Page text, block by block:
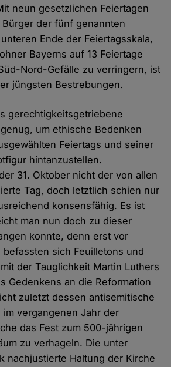
neun gesetzlichen Feiertagen
der fünf genannten
Ende der Feiertagsskala,
Bayerns auf 13 Feiertage
Nord-Gefälle zu verringern, ist
jüngsten Bestrebungen.
gerechtigkeitsgetriebene
um ethische Bedenken
Feiertags und seiner
hintanzustellen.
31. Oktober nicht der von allen
Tag, doch letztlich schien nur
konsensfähig. Es ist
man nun doch zu dieser
konnte, denn erst vor
sich Feuilletons und
der Tauglichkeit Martin Luthers
Gedenkens an die Reformation
zuletzt dessen antisemitische
vergangenen Jahr der
das Fest zum 500-jährigen
zu verhageln. Die unter
nachjustierte Haltung der Kirche